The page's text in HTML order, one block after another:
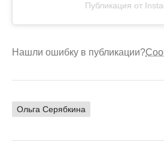
Публикация от
Нашли ошибку в публикации?
Ольга Серябкина